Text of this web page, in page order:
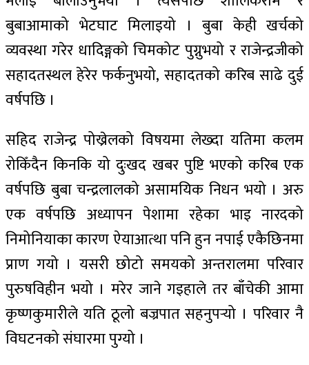
बुबाआमाको भेटघाट मिलाइयो । बुबा केही खर्चको
व्यवस्था गरेर धादिङ्गको चिमकोट पुग्नुभयो र राजेन्द्रजीको
सहादतस्थल हेरेर फर्कनुभयो, सहादतको करिब साढे दुई
वर्षपछि ।
सहिद राजेन्द्र पोख्रेलको विषयमा लेख्दा यतिमा कलम
रोकिँदैन किनकि यो दुःखद खबर पुष्टि भएको करिब एक
वर्षपछि बुबा चन्द्रलालको असामयिक निधन भयो । अरु
एक वर्षपछि अध्यापन पेशामा रहेका भाइ नारदको
निमोनियाका कारण ऐयाआत्था पनि हुन नपाई एकैछिनमा
प्राण गयो । यसरी छोटो समयको अन्तरालमा परिवार
पुरुषविहीन भयो । मरेर जाने गइहाले तर बाँचेकी आमा
कृष्णकुमारीले यति ठूलो बज्रपात सहनुपर्‍यो । परिवार नै
विघटनको संघारमा पुग्यो ।